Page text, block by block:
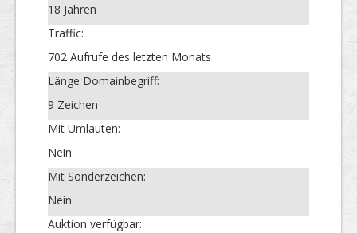
18 Jahren
Traffic:
702 Aufrufe des letzten Monats
Länge Domainbegriff:
9 Zeichen
Mit Umlauten:
Nein
Mit Sonderzeichen:
Nein
Auktion verfügbar: